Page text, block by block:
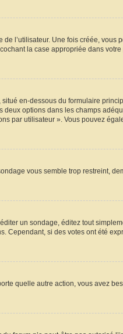
l’utilisateur. Une fois créée, vous
la case appropriée dans
en-dessous du formulaire
options dans les champs
par utilisateur ». Vous pouvez
vous semble trop restreint,
un sondage, éditez tout
Cependant, si des votes ont été
quelle autre action, vous avez